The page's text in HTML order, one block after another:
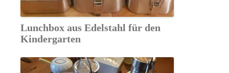
Lunchbox aus Edelstahl für den
Kindergarten